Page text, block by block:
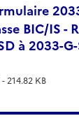
BIC/IS -
à 2033-
- 214.82 KB